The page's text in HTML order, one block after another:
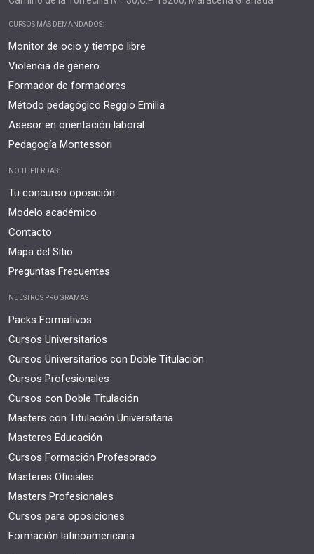
CURSOS MÁS DEMANDADOS:
Monitor de ocio y tiempo libre
Violencia de género
Formador de formadores
Método pedagógico Reggio Emilia
Asesor en orientación laboral
Pedagogía Montessori
NO TE PIERDAS:
Tu concurso oposición
Modelo académico
Contacto
Mapa del Sitio
Preguntas Frecuentes
NUESTROS PROGRAMAS
Packs Formativos
Cursos Universitarios
Cursos Universitarios con Doble Titulación
Cursos Profesionales
Cursos con Doble Titulación
Masters con Titulación Universitaria
Masteres Educación
Cursos Formación Profesorado
Másteres Oficiales
Masters Profesionales
Cursos para oposiciones
Formación latinoamericana